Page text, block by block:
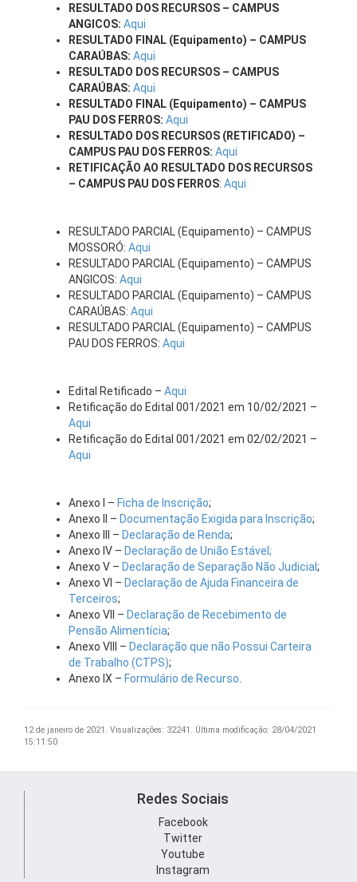
RESULTADO DOS RECURSOS – CAMPUS
ANGICOS: Aqui
RESULTADO FINAL (Equipamento) – CAMPUS
CARAÚBAS: Aqui
RESULTADO DOS RECURSOS – CAMPUS
CARAÚBAS: Aqui
RESULTADO FINAL (Equipamento) – CAMPUS
PAU DOS FERROS: Aqui
RESULTADO DOS RECURSOS (RETIFICADO) –
CAMPUS PAU DOS FERROS: Aqui
RETIFICAÇÃO AO RESULTADO DOS RECURSOS
– CAMPUS PAU DOS FERROS: Aqui
RESULTADO PARCIAL (Equipamento) – CAMPUS
MOSSORÓ: Aqui
RESULTADO PARCIAL (Equipamento) – CAMPUS
ANGICOS: Aqui
RESULTADO PARCIAL (Equipamento) – CAMPUS
CARAÚBAS: Aqui
RESULTADO PARCIAL (Equipamento) – CAMPUS
PAU DOS FERROS: Aqui
Edital Retificado – Aqui
Retificação do Edital 001/2021 em 10/02/2021 –
Aqui
Retificação do Edital 001/2021 em 02/02/2021 –
Aqui
Anexo I – Ficha de Inscrição;
Anexo II – Documentação Exigida para Inscrição;
Anexo III – Declaração de Renda;
Anexo IV – Declaração de União Estável;
Anexo V – Declaração de Separação Não Judicial ;
Anexo VI – Declaração de Ajuda Financeira de
Terceiros;
Anexo VII – Declaração de Recebimento de
Pensão Alimentícia;
Anexo VIII – Declaração que não Possui Carteira
de Trabalho (CTPS);
Anexo IX – Formulário de Recurso
12 de janeiro de 2021. Visualizações: 32241. Última modificação: 28/04/2021
15:11:50
Redes Sociais
Facebook
Twitter
Youtube
Instagram